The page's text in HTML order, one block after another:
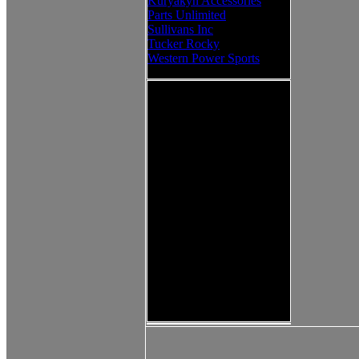
Parts Unlimited
Sullivans Inc
Tucker Rocky
Western Power Sports